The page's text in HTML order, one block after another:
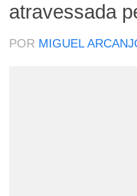
atravessada
POR MIGUEL